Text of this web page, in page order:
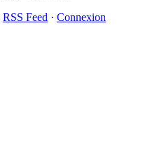
RSS Feed · Connexion